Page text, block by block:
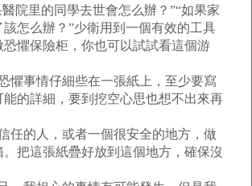
院里的同學去世會怎么辦？”“如果家
怎么辦？”少衛用到一個有效的工具
懼保險柜，你也可以試試看這個游
事情仔細些在一張紙上，至少要寫
能的詳細，要到挖空心思也想不出來再
的人，或者一個很安全的地方，做
把這張紙疊好放到這個地方，確保沒